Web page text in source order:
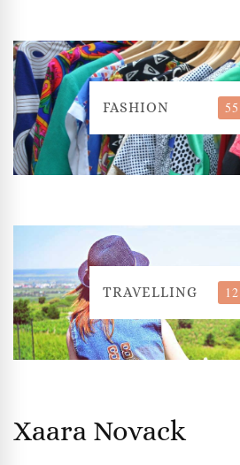
FASHION
TRAVELLING
Xaara Novack